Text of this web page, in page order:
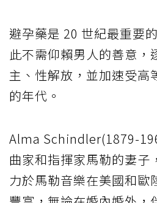
避孕藥是 20 世紀最重要
此不需仰賴男人的善意，
主、性解放，並加速受高
的年代。
Alma Schindler(1879-
曲家和指揮家馬勒的妻子
力於馬勒音樂在美國和歐